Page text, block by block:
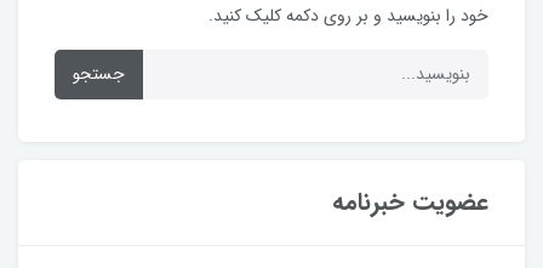
خود را بنویسید و بر روی دکمه کلیک کنید.
جستجو
عضویت خبرنامه